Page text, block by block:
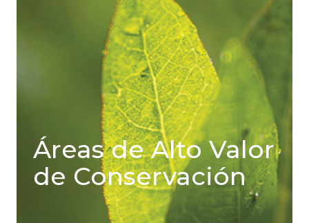
Áreas de Alto Valor
de Conservación